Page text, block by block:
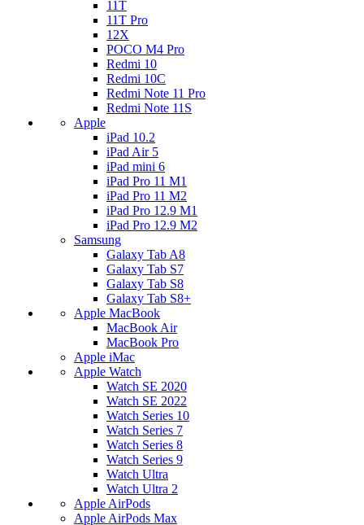
11T
11T Pro
12X
POCO M4 Pro
Redmi 10
Redmi 10C
Redmi Note 11 Pro
Redmi Note 11S
Apple
iPad 10.2
iPad Air 5
iPad mini 6
iPad Pro 11 M1
iPad Pro 11 M2
iPad Pro 12.9 M1
iPad Pro 12.9 M2
Samsung
Galaxy Tab A8
Galaxy Tab S7
Galaxy Tab S8
Galaxy Tab S8+
Apple MacBook
MacBook Air
MacBook Pro
Apple iMac
Apple Watch
Watch SE 2020
Watch SE 2022
Watch Series 10
Watch Series 7
Watch Series 8
Watch Series 9
Watch Ultra
Watch Ultra 2
Apple AirPods
Apple AirPods Max